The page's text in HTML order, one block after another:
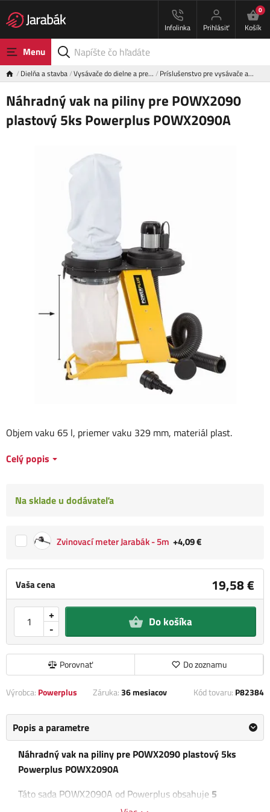
Infolinka Prihlásiť
0
Košík
Menu
Dielňa a stavba Vysávače do dielne a pre… Príslušenstvo pre vysávače a…
Náhradný vak na piliny pre POWX2090
plastový 5ks Powerplus POWX2090A
Vaša cena 19,58 €
-
+ Do košíka
Porovnať Do zoznamu
Objem vaku 65 l, priemer vaku 329 mm, materiál plast.
Celý popis
Na sklade u dodávateľa
Zvinovací meter Jarabák - 5m +4,09 €
Výrobca: Powerplus Záruka:36 mesiacov Kód tovaru: P82384
Popis a parametre
Náhradný vak na piliny pre POWX2090 plastový 5ks
Powerplus POWX2090A
Táto sada POWX2090A od Powerplus obsahuje 5
plastových vreciek na prach s objemom 65 litrov.